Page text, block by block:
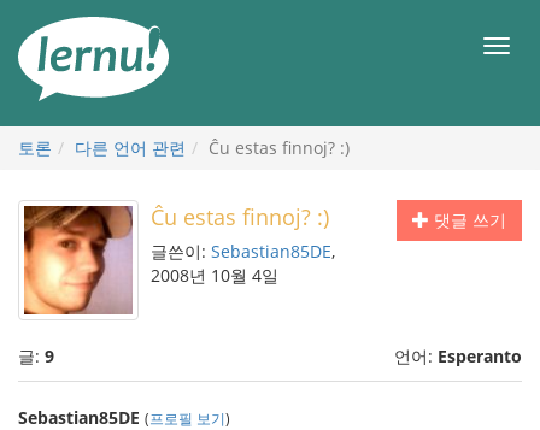
메
토론 다른 언어 관련 Ĉu estas finnoj? :)
댓글 쓰기
Ĉu estas finnoj? :)
글쓴이: Sebastian85DE,
2008년 10월 4일
글: 9 언어: Esperanto
Sebastian85DE (프로필 보기)